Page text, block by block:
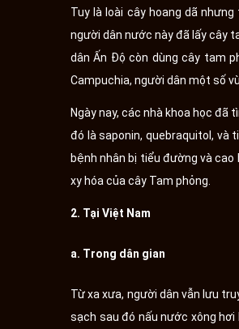
Tuy là loài cây hoang dã
người dân nước này đã lấy cây
dân Ấn Độ còn dùng cây tam
Campuchia, người dân một số
Ngày nay, các nhà khoa học
đó là saponin, quebraquitol, và
bệnh nhân bị tiểu đường và
xy hóa của cây Tam phỏng.
2. Tại Việt Nam
a. Trong dân gian
Từ xa xưa, người dân vẫn lưu
sạch sau đó nấu nước xông